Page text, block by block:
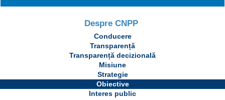
Despre CNPP
Conducere
Transparență
Transparență decizională
Misiune
Strategie
Obiective
Interes public